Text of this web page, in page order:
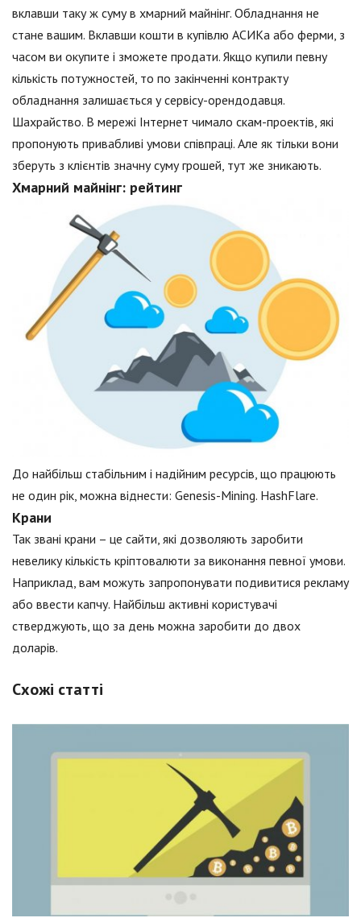
вклавши таку ж суму в хмарний майнінг. Обладнання не
стане вашим. Вклавши кошти в купівлю АСИКа або ферми, з
часом ви окупите і зможете продати. Якщо купили певну
кількість потужностей, то по закінченні контракту
обладнання залишається у сервісу-орендодавця.
Шахрайство. В мережі Інтернет чимало скам-проектів, які
пропонують привабливі умови співпраці. Але як тільки вони
зберуть з клієнтів значну суму грошей, тут же зникають.
Хмарний майнінг: рейтинг
До найбільш стабільним і надійним ресурсів, що працюють
не один рік, можна віднести: Genesis-Mining. HashFlare.
Крани
Так звані крани – це сайти, які дозволяють заробити
невелику кількість кріптовалюти за виконання певної умови.
Наприклад, вам можуть запропонувати подивитися рекламу
або ввести капчу. Найбільш активні користувачі
стверджують, що за день можна заробити до двох
доларів.
Схожі статті